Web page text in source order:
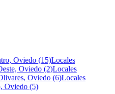
Oviedo (15)Locales
Oviedo (2)Locales
Oviedo (6)Locales
Oviedo (5)